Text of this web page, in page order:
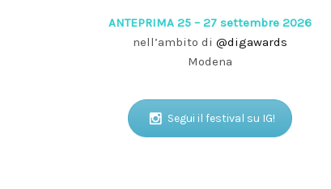
ANTEPRIMA 25 – 27 settembre 2026
nell’ambito di @digawards
Modena
Segui il festival su IG!